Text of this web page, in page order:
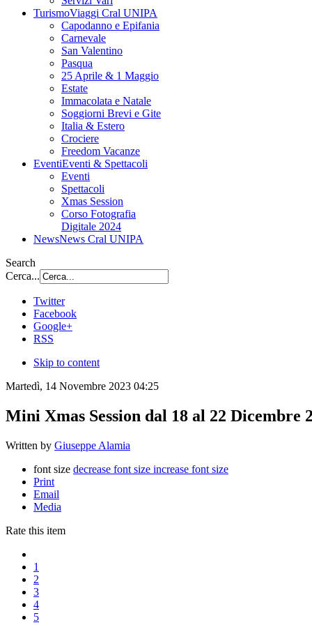
TurismoViaggi Cral UNIPA
Capodanno e Epifania
Carnevale
San Valentino
Pasqua
25 Aprile & 1 Maggio
Estate
Immacolata e Natale
Soggiorni Brevi e Gite
Italia & Estero
Crociere
Freedom Vacanze
EventiEventi & Spettacoli
Eventi
Spettacoli
Xmas Session
Corso Fotografia
Digitale 2024
NewsNews Cral UNIPA
Search
Cerca...
Twitter
Facebook
Google+
RSS
Skip to content
Martedì, 14 Novembre 2023 04:25
Mini Xmas Session dal 18 al 22 Dicembre
Written by Giuseppe Alamia
font size decrease font size increase font size
Print
Email
Media
Rate this item
1
2
3
4
5